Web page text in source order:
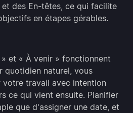
des En-têtes, ce qui facilite
en étapes gérables.
et « À venir » fonctionnent
quotidien naturel, vous
travail avec intention
ce qui vient ensuite. Planifier
que d'assigner une date, et